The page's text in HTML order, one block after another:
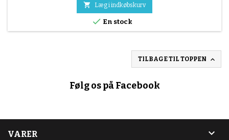
 Læg i indkøbskurv
 En stock
TILBAGE TIL TOPPEN 
Følg os på Facebook
VARER 